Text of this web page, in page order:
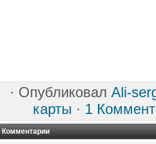
· Опубликовал Ali-
карты · 1
Комментарии